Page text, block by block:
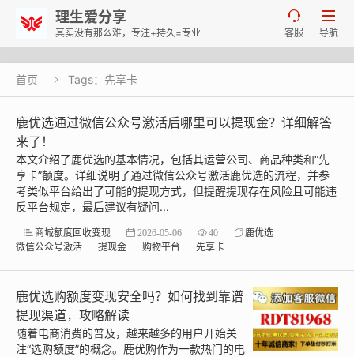
理生爱分享
其实没有那么难，专注+持久=专业

导航

客服
首页  Tags：先享卡
鹿优选通过微信公众号激活后哪里可以提现金？详细解答
来了！
本文介绍了鹿优选的基本情况，包括其运营公司、商品种类和“先
享卡”额度。详细说明了通过微信公众号激活鹿优选的流程，并参
考类似平台给出了可能的提现方式，但提醒提现存在风险且可能违
反平台规定，最后建议有疑问...
商城额度回收变现 2026-05-06 40
鹿优选
微信公众号激活
提现金 购物平台 先享卡
鹿优选购额度变现安全吗？如何找到靠谱
提现渠道，攻略解读
随着电商消费的普及，越来越多的用户开始关
注“选购额度”的概念。鹿优购作为一款热门的电